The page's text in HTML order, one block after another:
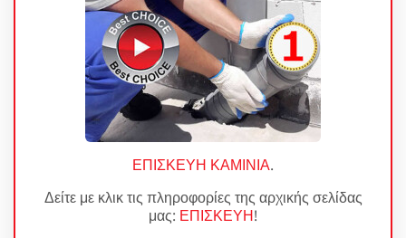
ΕΠΙΣΚΕΥΗ ΚΑΜΙΝΙΑ.
Δείτε με κλικ τις πληροφορίες της αρχικής σελίδας
μας: ΕΠΙΣΚΕΥΗ!